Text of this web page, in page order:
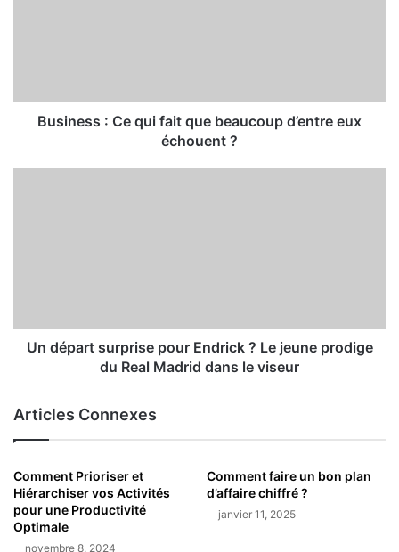
Business : Ce qui fait que beaucoup d’entre eux
échouent ?
Un départ surprise pour Endrick ? Le jeune prodige
du Real Madrid dans le viseur
Articles Connexes
Comment Prioriser et
Hiérarchiser vos Activités
pour une Productivité
Optimale
novembre 8, 2024
Comment faire un bon plan
d’affaire chiffré ?
janvier 11, 2025